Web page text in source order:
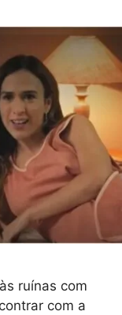
ruínas com
com a